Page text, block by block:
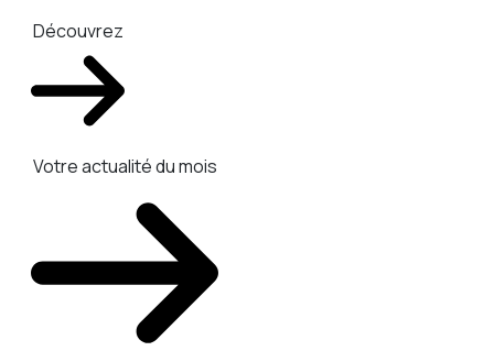
Découvrez
Votre actualité du mois